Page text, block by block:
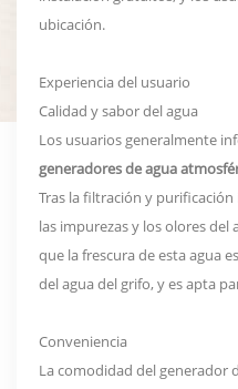
ubicación.
Experiencia del usuario
Calidad y sabor del agua
Los usuarios generalmente
generadores de agua
Tras la filtración y
las impurezas y los olores
que la frescura de esta agua
del agua del grifo, y es apta
Conveniencia
La comodidad del generador